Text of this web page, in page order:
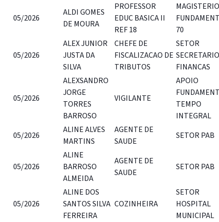
05/2026
ALDI GOMES
DE MOURA
PROFESSOR
EDUC BASICA II
REF 18
MAGISTERIO
70
05/2026
ALEX JUNIOR
JUSTA DA
SILVA
CHEFE DE
FISCALIZACAO DE
TRIBUTOS
SETOR
FINANCAS
05/2026
ALEXSANDRO
JORGE
TORRES
BARROSO
VIGILANTE
APOIO
TEMPO
INTEGRAL
05/2026
ALINE ALVES
MARTINS
AGENTE DE
SAUDE
SETOR PAB
05/2026
ALINE
BARROSO
ALMEIDA
AGENTE DE
SAUDE
SETOR PAB
05/2026
ALINE DOS
SANTOS SILVA
FERREIRA
COZINHEIRA
SETOR
HOSPITAL
MUNICIPAL